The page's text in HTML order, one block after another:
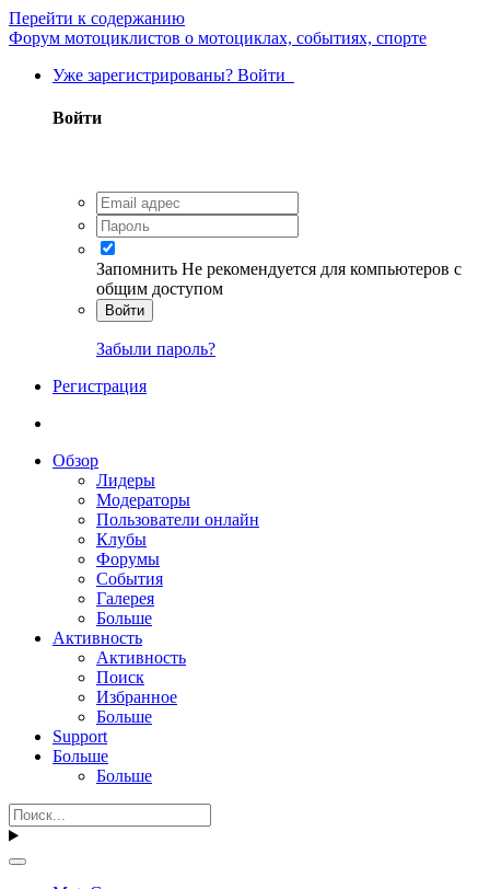
Перейти к содержанию
Форум мотоциклистов о мотоциклах, событиях, спорте
Уже зарегистрированы? Войти
Войти
Запомнить Не рекомендуется для компьютеров с
общим доступом
Войти
Забыли пароль?
Регистрация
Обзор
Лидеры
Модераторы
Пользователи онлайн
Клубы
Форумы
События
Галерея
Больше
Активность
Активность
Поиск
Избранное
Больше
Support
Больше
Больше